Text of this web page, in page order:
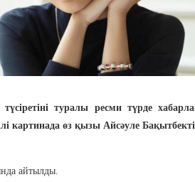
туралы ресми түрде
картинада өз қызы Айсәуле
айтылды.